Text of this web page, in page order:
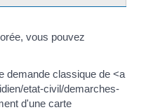
vous pouvez
demande classique de <a
etat-civil/demarches-
d'une carte